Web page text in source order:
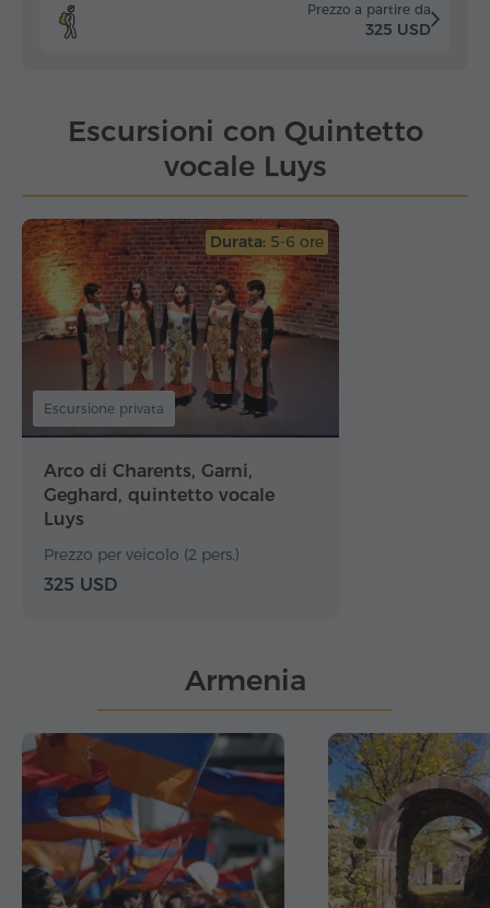
Prezzo a partire da
325 USD
Escursioni con Quintetto
vocale Luys
Durata: 5-6 ore
Escursione privata
Arco di Charents, Garni,
Geghard, quintetto vocale
Luys
Prezzo per veicolo (2 pers.)
325 USD
Armenia